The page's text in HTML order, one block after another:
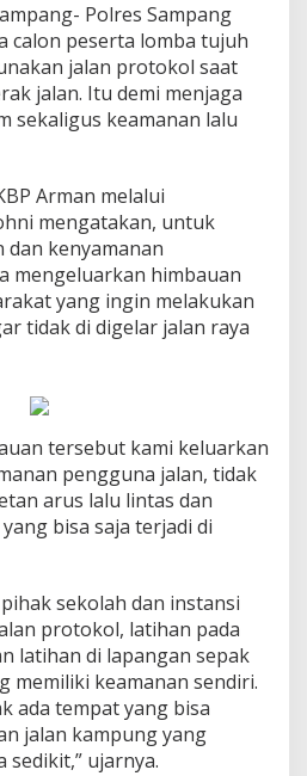
Polres Sampang
calon peserta lomba tujuh
jalan protokol saat
jalan. Itu demi menjaga
sekaligus keamanan lalu
Arman melalui
mengatakan, untuk
dan kenyamanan
mengeluarkan himbauan
yang ingin melakukan
tidak di digelar jalan raya
tersebut kami keluarkan
pengguna jalan, tidak
arus lalu lintas dan
bisa saja terjadi di
sekolah dan instansi
protokol, latihan pada
latihan di lapangan sepak
memiliki keamanan sendiri.
ada tempat yang bisa
jalan kampung yang
sedikit,” ujarnya.